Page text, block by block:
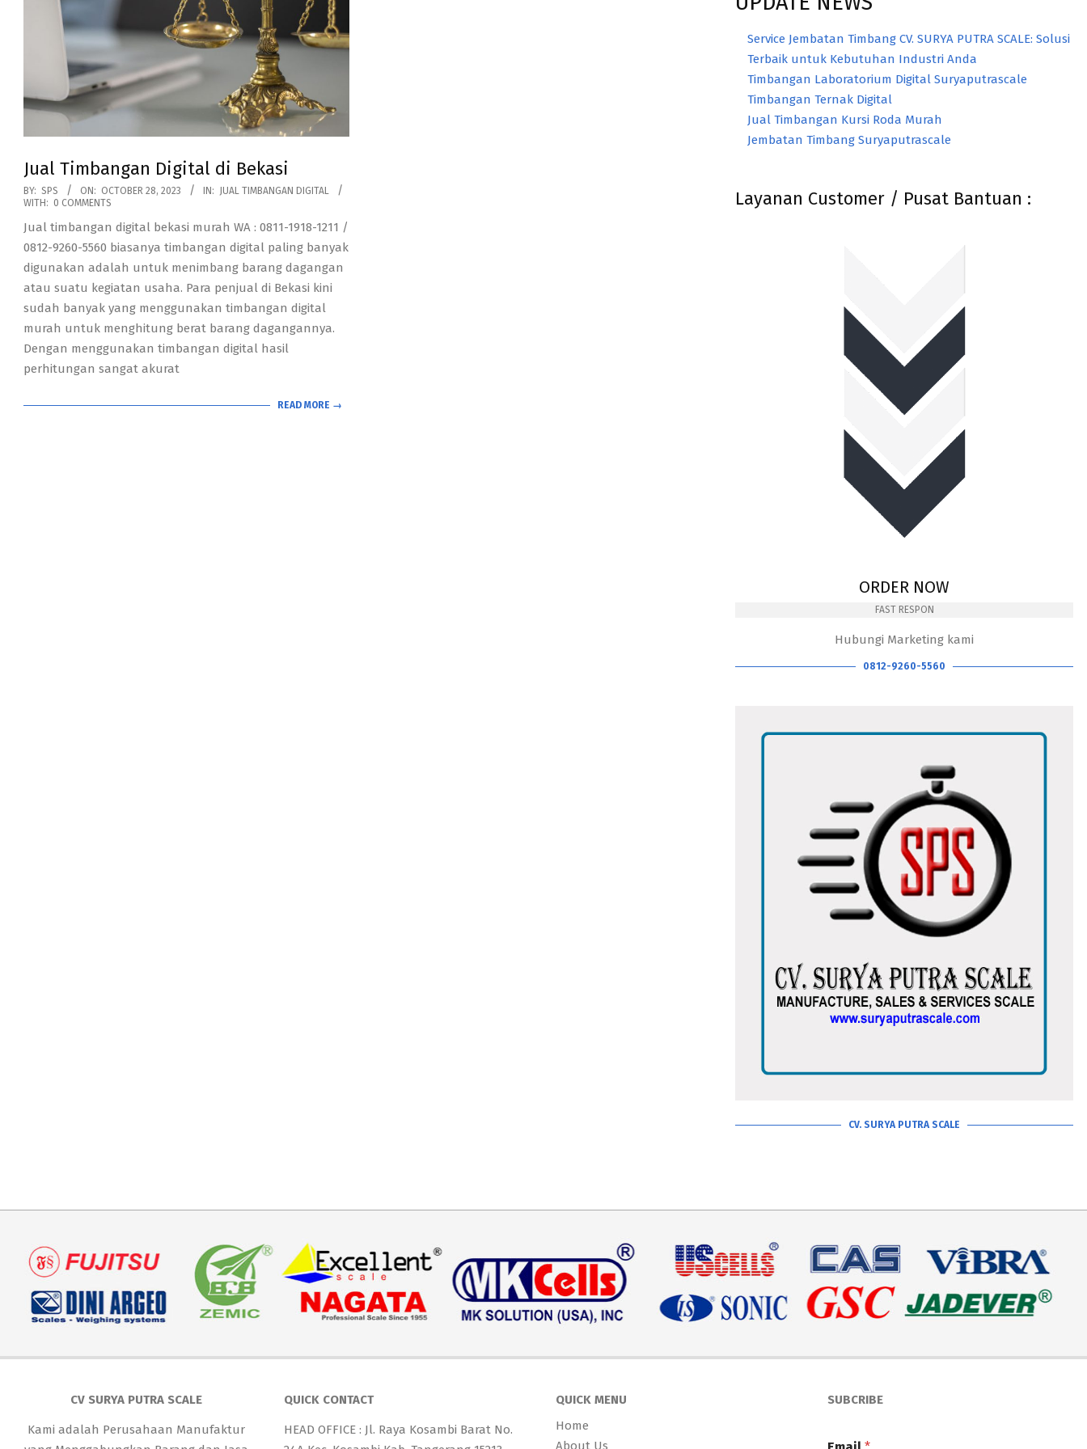
Jual Timbangan Digital di Bekasi
2023-
10-
28
BY: SPS ON: OCTOBER 28, 2023 IN:
JUAL TIMBANGAN DIGITAL
WITH: 0 COMMENTS
Jual timbangan digital bekasi murah WA : 0811-1918-1211 /
0812-9260-5560 biasanya timbangan digital paling banyak
digunakan adalah untuk menimbang barang dagangan
atau suatu kegiatan usaha. Para penjual di Bekasi kini
sudah banyak yang menggunakan timbangan digital
murah untuk menghitung berat barang dagangannya.
Dengan menggunakan timbangan digital hasil
perhitungan sangat akurat
READ MORE →
Service Jembatan Timbang CV. SURYA PUTRA SCALE: Solusi
Terbaik untuk Kebutuhan Industri Anda
Timbangan Laboratorium Digital Suryaputrascale
Timbangan Ternak Digital
Jual Timbangan Kursi Roda Murah
Jembatan Timbang Suryaputrascale
Layanan Customer / Pusat Bantuan :
ORDER NOW
FAST RESPON
Hubungi Marketing kami
0812-9260-5560
CV. SURYA PUTRA SCALE
CV SURYA PUTRA SCALE
Kami adalah Perusahaan Manufaktur
QUICK CONTACT
HEAD OFFICE : Jl. Raya Kosambi Barat No.
QUICK MENU
Home
About Us
SUBCRIBE